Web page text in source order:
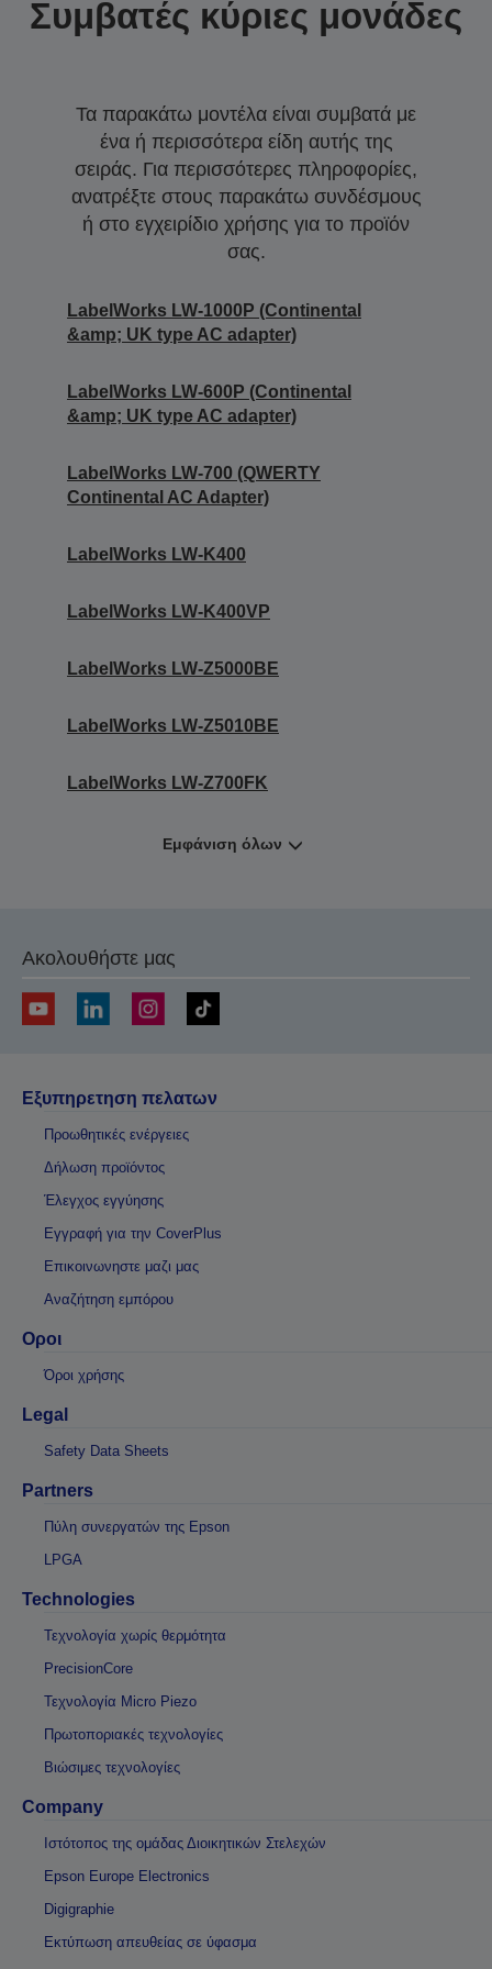
Συμβατές κύριες μονάδες
Τα παρακάτω μοντέλα είναι συμβατά με
ένα ή περισσότερα είδη αυτής της
σειράς. Για περισσότερες πληροφορίες,
ανατρέξτε στους παρακάτω συνδέσμους
ή στο εγχειρίδιο χρήσης για το προϊόν
σας.
LabelWorks LW-1000P (Continental
&amp; UK type AC adapter)
LabelWorks LW-600P (Continental
&amp; UK type AC adapter)
LabelWorks LW-700 (QWERTY
Continental AC Adapter)
LabelWorks LW-K400
LabelWorks LW-K400VP
LabelWorks LW-Z5000BE
LabelWorks LW-Z5010BE
LabelWorks LW-Z700FK
Εμφάνιση όλων
Ακολουθήστε μας
Εξυπηρετηση πελατων
Προωθητικές ενέργειες
Δήλωση προϊόντος
Έλεγχος εγγύησης
Εγγραφή για την CoverPlus
Επικοινωνηστε μαζι μας
Αναζήτηση εμπόρου
Οροι
Όροι χρήσης
Legal
Safety Data Sheets
Partners
Πύλη συνεργατών της Epson
LPGA
Technologies
Τεχνολογία χωρίς θερμότητα
PrecisionCore
Τεχνολογία Micro Piezo
Πρωτοποριακές τεχνολογίες
Βιώσιμες τεχνολογίες
Company
Ιστότοπος της ομάδας Διοικητικών Στελεχών
Epson Europe Electronics
Digigraphie
Εκτύπωση απευθείας σε ύφασμα